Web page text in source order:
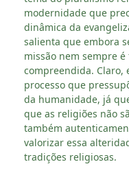
modernidade que
dinâmica da
salienta que embora
missão nem sempre
compreendida. Claro,
processo que
da humanidade, já
que as religiões não
também
valorizar essa
tradições religiosas.